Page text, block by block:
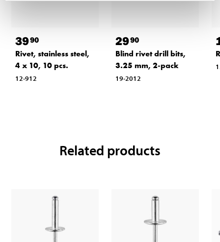
3990
Rivet, stainless steel,
4 x 10, 10 pcs.
12-912
2990
Blind rivet drill bits,
3.25 mm, 2-pack
19-2012
Related products